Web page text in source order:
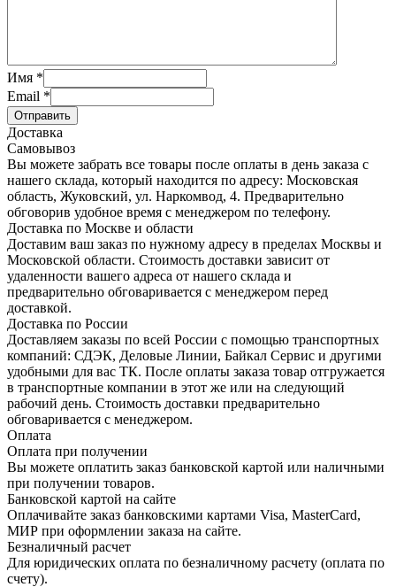
Имя *
Email *
Отправить
Доставка
Самовывоз
Вы можете забрать все товары после оплаты в день заказа с
нашего склада, который находится по адресу: Московская
область, Жуковский, ул. Наркомвод, 4. Предварительно
обговорив удобное время с менеджером по телефону.
Доставка по Москве и области
Доставим ваш заказ по нужному адресу в пределах Москвы и
Московской области. Стоимость доставки зависит от
удаленности вашего адреса от нашего склада и
предварительно обговаривается с менеджером перед
доставкой.
Доставка по России
Доставляем заказы по всей России с помощью транспортных
компаний: СДЭК, Деловые Линии, Байкал Сервис и другими
удобными для вас ТК. После оплаты заказа товар отгружается
в транспортные компании в этот же или на следующий
рабочий день. Стоимость доставки предварительно
обговаривается с менеджером.
Оплата
Оплата при получении
Вы можете оплатить заказ банковской картой или наличными
при получении товаров.
Банковской картой на сайте
Оплачивайте заказ банковскими картами Visa, MasterCard,
МИР при оформлении заказа на сайте.
Безналичный расчет
Для юридических оплата по безналичному расчету (оплата по
счету).